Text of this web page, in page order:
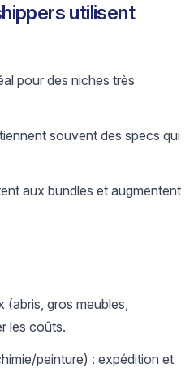
utilisent
pour des niches très
souvent des specs qui
aux bundles et augmentent
(abris, gros meubles,
les coûts.
peinture) : expédition et